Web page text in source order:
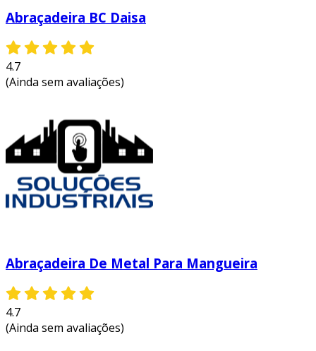
Abraçadeira BC Daisa
4.7
(Ainda sem avaliações)
Abraçadeira De Metal Para Mangueira
4.7
(Ainda sem avaliações)